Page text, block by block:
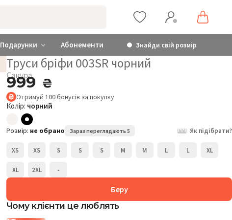
Подарунки Абонементи Знайди свій розмір
Труси бріфи 003SR чорний
Сакура
999 ₴
Отримуй 100бонусів за покупку
Колір: чорний
Розмір: не обрано Зараз переглядають 5 Як підібрати?
XS XS S S S M M L L XL
XL 2XL -
Беру
Чому клієнти це люблять